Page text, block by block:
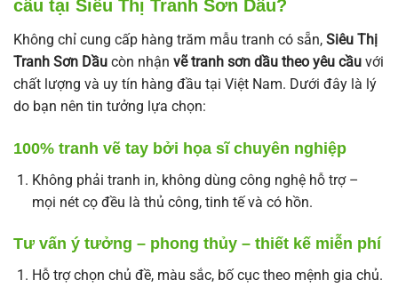
cầu tại Siêu Thị Tranh Sơn Dầu?
Không chỉ cung cấp hàng trăm mẫu tranh có sẵn, Siêu Thị
Tranh Sơn Dầu còn nhận vẽ tranh sơn dầu theo yêu cầu với
chất lượng và uy tín hàng đầu tại Việt Nam. Dưới đây là lý
do bạn nên tin tưởng lựa chọn:
100% tranh vẽ tay bởi họa sĩ chuyên nghiệp
Không phải tranh in, không dùng công nghệ hỗ trợ –
mọi nét cọ đều là thủ công, tinh tế và có hồn.
Tư vấn ý tưởng – phong thủy – thiết kế miễn phí
Hỗ trợ chọn chủ đề, màu sắc, bố cục theo mệnh gia chủ.